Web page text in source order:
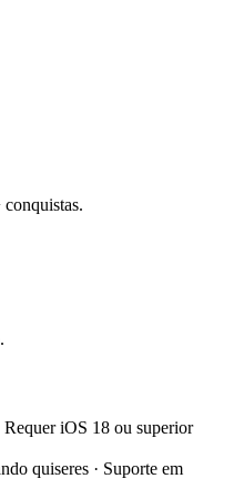
iOS 18 ou superior
quiseres · Suporte em